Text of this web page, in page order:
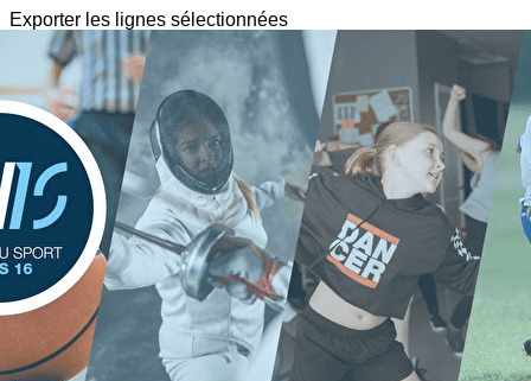
Exporter les lignes sélectionnées
Exporter toutes les colonnes
Exporter uniquement les colonnes affichées
Menu
Images de la page d'accueil
Cliquez pour éditer
Texte, bouton et/ou inscription à la newsletter
Cliquez pour éditer
Je m'abonne à la newsletter
OK